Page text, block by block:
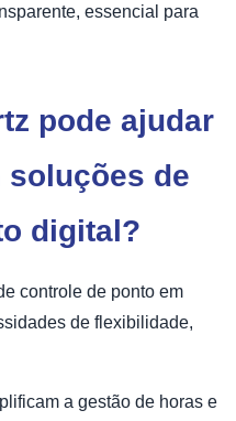
essencial para
pode ajudar
soluções de
digital?
controle de ponto em
de flexibilidade,
a gestão de horas e